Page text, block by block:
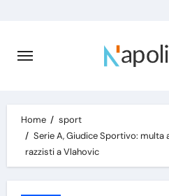
content
Home
sport
Serie A, Giudice Sportivo: multa
razzisti a Vlahovic